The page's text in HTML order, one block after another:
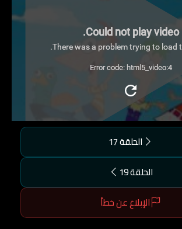
Could not play video.
There was a problem trying to load
Error code: html5_video:4
الحلقة 17
الحلقة 19
الإبلاغ عن خطأ